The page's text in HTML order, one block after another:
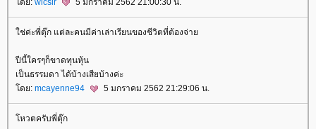
ช่ค่ะพี่ตุ๊ก แต่ละคนมีค่าเล่าเรียนของชีวิตที่ต้องจ่า
ปีนี้ใครๆก็ขาดทุนหุ้น
เป็นธรรมดา ได้บ้างเสียบ้างค่ะ
ดย: mcayenne94 5 มกราคม 2562 21:29:06 น.
หวตครับพี่ตุ๊ก